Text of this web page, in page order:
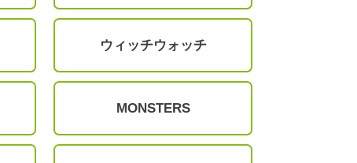
ウィッチウォッチ
MONSTERS